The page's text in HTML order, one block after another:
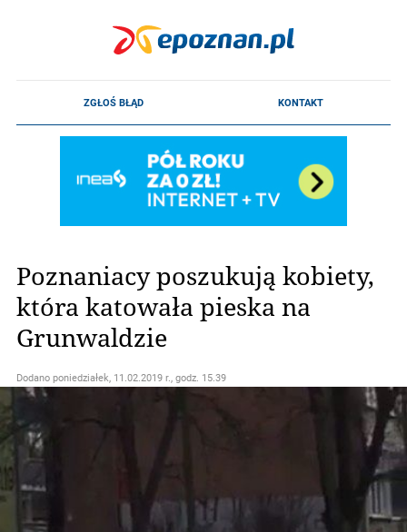
Poznaniacy poszukują kobiety,
która katowała pieska na
Grunwaldzie
Dodano poniedziałek, 11.02.2019 r., godz. 15.39